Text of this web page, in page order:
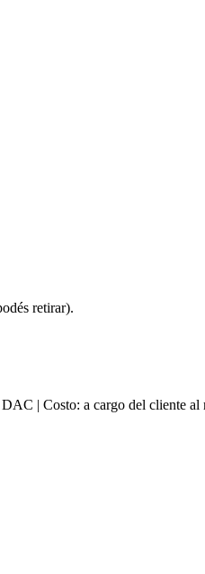
retirar).
| Costo: a cargo del cliente